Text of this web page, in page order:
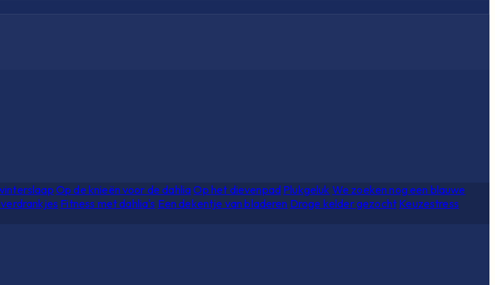
Op de knieën voor de dahliaOp het dievenpad Plukgeluk We zoeken nog een blauwe
Fitness met dahlia's Een dekentje van bladeren Droge kelder gezocht Keuzestress